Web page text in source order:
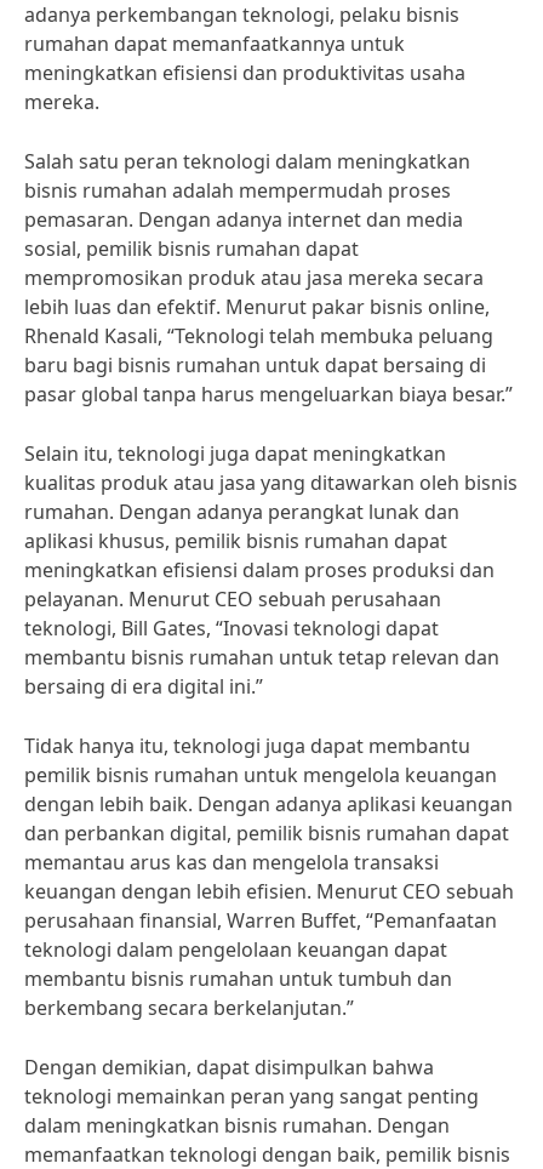
adanya perkembangan teknologi, pelaku bisnis
rumahan dapat memanfaatkannya untuk
meningkatkan efisiensi dan produktivitas usaha
mereka.
Salah satu peran teknologi dalam meningkatkan
bisnis rumahan adalah mempermudah proses
pemasaran. Dengan adanya internet dan media
sosial, pemilik bisnis rumahan dapat
mempromosikan produk atau jasa mereka secara
lebih luas dan efektif. Menurut pakar bisnis online,
Rhenald Kasali, “Teknologi telah membuka peluang
baru bagi bisnis rumahan untuk dapat bersaing di
pasar global tanpa harus mengeluarkan biaya besar.”
Selain itu, teknologi juga dapat meningkatkan
kualitas produk atau jasa yang ditawarkan oleh bisnis
rumahan. Dengan adanya perangkat lunak dan
aplikasi khusus, pemilik bisnis rumahan dapat
meningkatkan efisiensi dalam proses produksi dan
pelayanan. Menurut CEO sebuah perusahaan
teknologi, Bill Gates, “Inovasi teknologi dapat
membantu bisnis rumahan untuk tetap relevan dan
bersaing di era digital ini.”
Tidak hanya itu, teknologi juga dapat membantu
pemilik bisnis rumahan untuk mengelola keuangan
dengan lebih baik. Dengan adanya aplikasi keuangan
dan perbankan digital, pemilik bisnis rumahan dapat
memantau arus kas dan mengelola transaksi
keuangan dengan lebih efisien. Menurut CEO sebuah
perusahaan finansial, Warren Buffet, “Pemanfaatan
teknologi dalam pengelolaan keuangan dapat
membantu bisnis rumahan untuk tumbuh dan
berkembang secara berkelanjutan.”
Dengan demikian, dapat disimpulkan bahwa
teknologi memainkan peran yang sangat penting
dalam meningkatkan bisnis rumahan. Dengan
memanfaatkan teknologi dengan baik, pemilik bisnis